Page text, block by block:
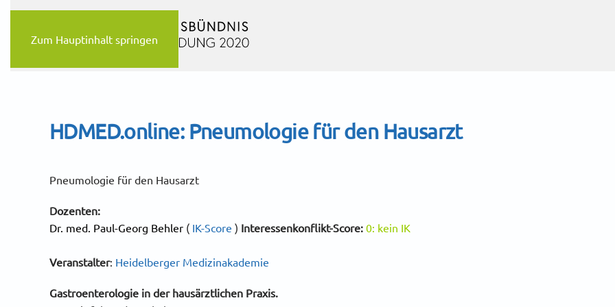
Zum Hauptinhalt springen
HDMED.online: Pneumologie für den Hausarzt
Pneumologie für den Hausarzt
Dozenten:
Dr. med. Paul-Georg Behler ( IK-Score ) Interessenkonflikt-Score: 0: kein IK
Veranstalter: Heidelberger Medizinakademie
Gastroenterologie in der hausärztlichen Praxis.